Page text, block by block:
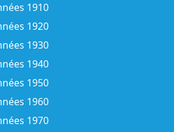
1910
1920
1930
1940
1950
1960
1970